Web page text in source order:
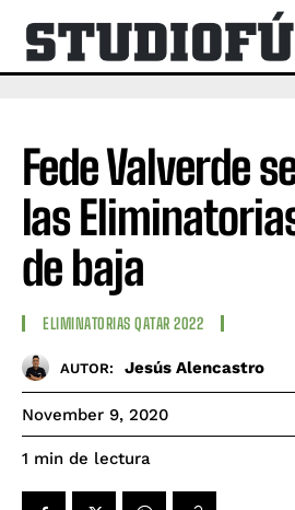
Fede Valverde
las
de baja
ELIMINATORIAS QATAR 2022
AUTOR: Jesús Alencastro
November 9, 2020
1 min de lectura